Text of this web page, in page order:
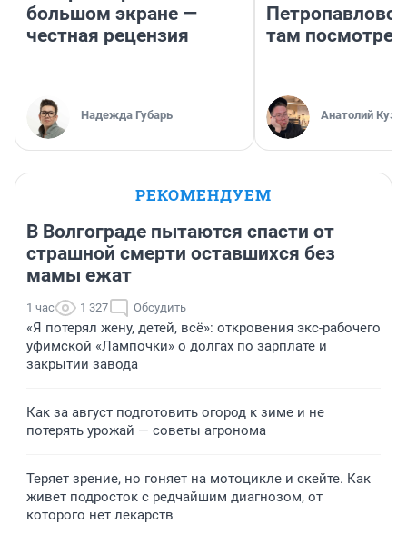
большом экране —
честная рецензия
Надежда Губарь
там
Анатолий
РЕКОМЕНДУЕМ
В Волгограде пытаются спасти от
страшной смерти оставшихся без
мамы ежат
1 час 1 327 Обсудить
«Я потерял жену, детей, всё»: откровения экс-рабочего
уфимской «Лампочки» о долгах по зарплате и
закрытии завода
Как за август подготовить огород к зиме и не
потерять урожай — советы агронома
Теряет зрение, но гоняет на мотоцикле и скейте. Как
живет подросток с редчайшим диагнозом, от
которого нет лекарств